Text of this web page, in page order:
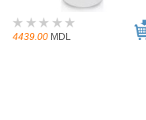
4439.00 MDL